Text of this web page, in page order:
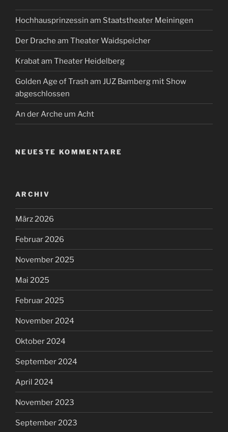
Hochhausprinzessin am Staatstheater Meiningen
Der Drache am Theater Waidspeicher
Krabat am Theater Heidelberg
Golden Age of Trash am JUZ Bamberg mit Show
abgeschlossen
An der Arche um Acht
NEUESTE KOMMENTARE
ARCHIV
März 2026
Februar 2026
November 2025
Mai 2025
Februar 2025
November 2024
Oktober 2024
September 2024
April 2024
November 2023
September 2023